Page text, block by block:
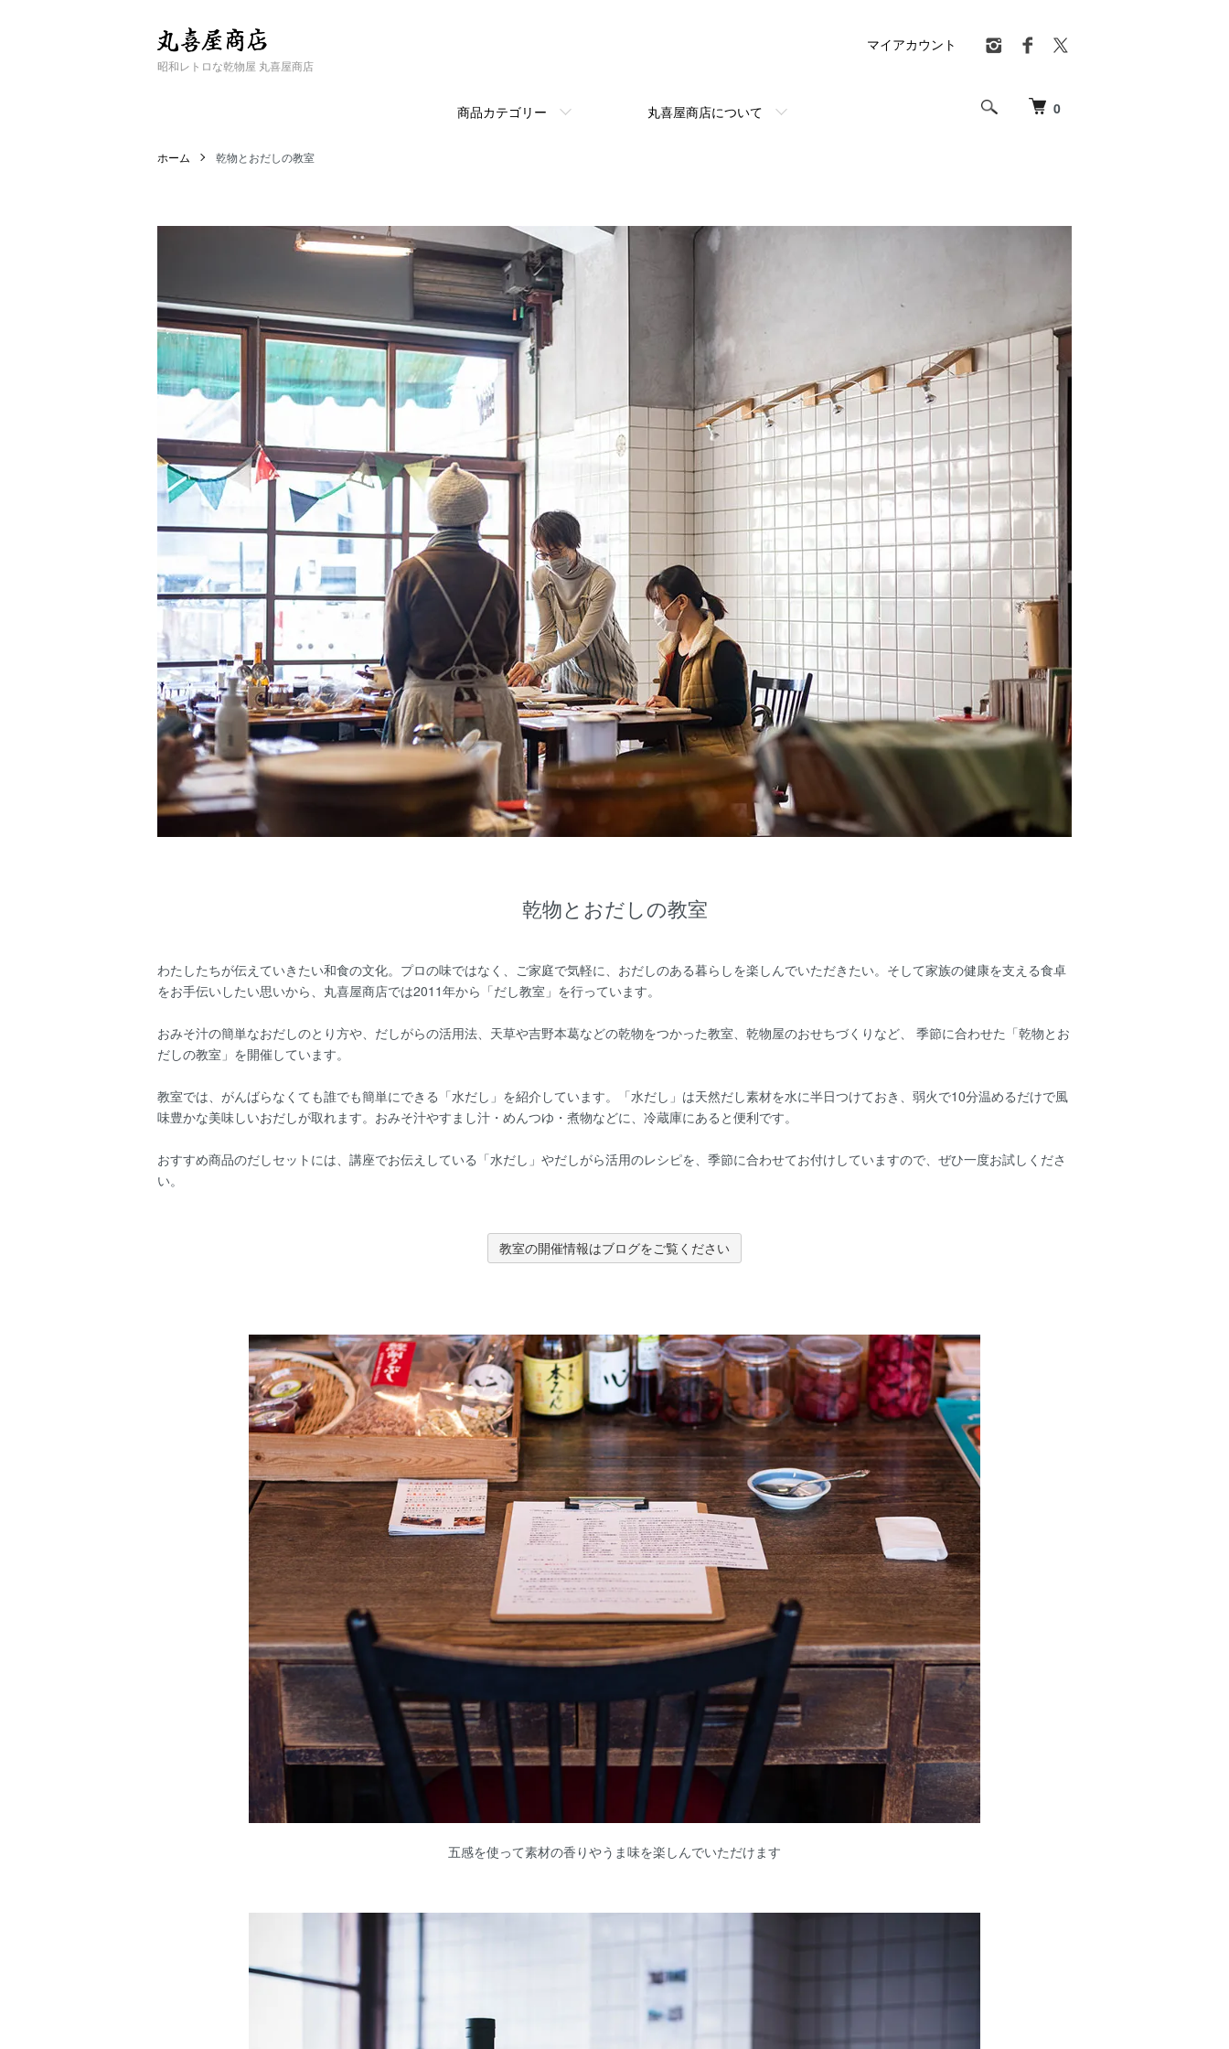
昭和レトロな乾物屋 丸喜屋商店
0
商品カテゴリー 丸喜屋商店について
マイアカウント
ホーム 乾物とおだしの教室
乾物とおだしの教室
わたしたちが伝えていきたい和食の文化。プロの味ではなく、ご家庭で気軽に、おだしのある暮らしを楽しんでいただきたい。そして家族の健康を支える食卓
をお手伝いしたい思いから、丸喜屋商店では2011年から「だし教室」を行っています。
おみそ汁の簡単なおだしのとり方や、だしがらの活用法、天草や吉野本葛などの乾物をつかった教室、乾物屋のおせちづくりなど、 季節に合わせた「乾物とお
だしの教室」を開催しています。
教室では、がんばらなくても誰でも簡単にできる「水だし」を紹介しています。「水だし」は天然だし素材を水に半日つけておき、弱火で10分温めるだけで風
味豊かな美味しいおだしが取れます。おみそ汁やすまし汁・めんつゆ・煮物などに、冷蔵庫にあると便利です。
おすすめ商品のだしセットには、講座でお伝えしている「水だし」やだしがら活用のレシピを、季節に合わせてお付けしていますので、ぜひ一度お試しくださ
い。
教室の開催情報はブログをご覧ください
五感を使って素材の香りやうま味を楽しんでいただけます